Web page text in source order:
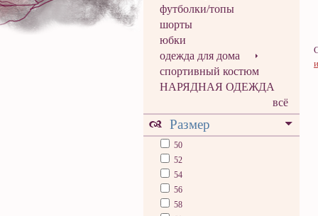
футболки/топы
шорты
юбки
одежда для дома
спортивный костюм
НАРЯДНАЯ ОДЕЖДА
всё
Размер
50
52
54
56
58